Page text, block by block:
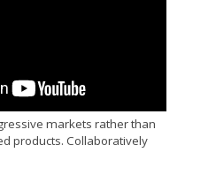
markets rather than
products. Collaboratively